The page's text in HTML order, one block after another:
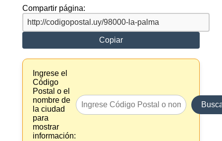
Compartir página:
Copiar
Ingrese el
Código
Postal o el
nombre de
la ciudad
para
mostrar
información: